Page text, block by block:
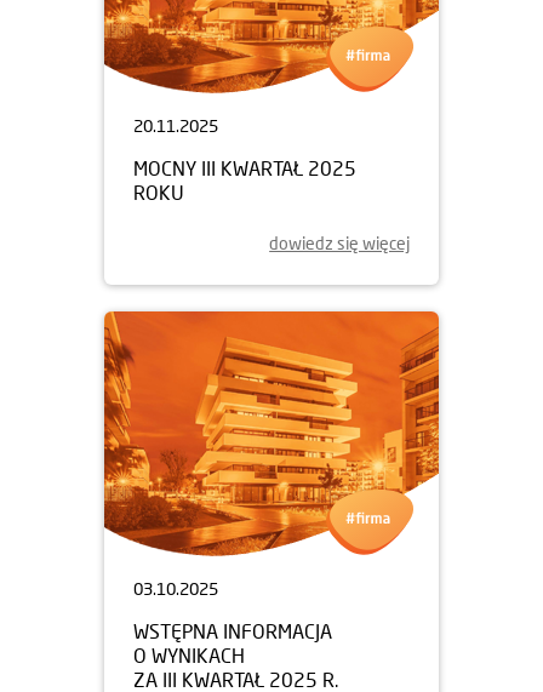
20.11.2025
MOCNY III KWARTAŁ 2025
ROKU
dowiedz się więcej
03.10.2025
WSTĘPNA INFORMACJA
O WYNIKACH
ZA III KWARTAŁ 2025 R.